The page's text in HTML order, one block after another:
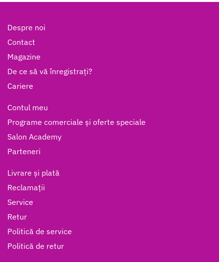
Despre noi
Contact
Magazine
De ce să vă înregistrați?
Cariere
Contul meu
Programe comerciale și oferte speciale
Salon Academy
Parteneri
Livrare și plată
Reclamații
Service
Retur
Politică de service
Politică de retur